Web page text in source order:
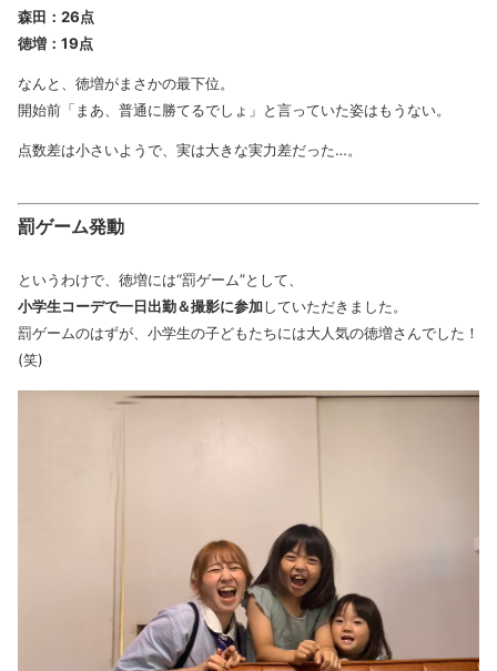
森田：26点
徳増：19点
なんと、徳増がまさかの最下位。
開始前「まあ、普通に勝てるでしょ」と言っていた姿はもうない。
点数差は小さいようで、実は大きな実力差だった…。
罰ゲーム発動
というわけで、徳増には“罰ゲーム”として、
小学生コーデで一日出勤＆撮影に参加していただきました。
罰ゲームのはずが、小学生の子どもたちには大人気の徳増さんでした！
(笑)